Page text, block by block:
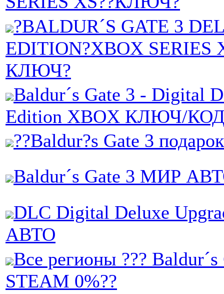
?BALDUR´S GATE 3
EDITION?XBOX SERIES
КЛЮЧ?
Baldur´s Gate 3 - Digital
Edition XBOX КЛЮЧ/
??Baldur?s Gate 3
Baldur´s Gate 3 МИР
DLC Digital Deluxe
АВТО
Все регионы ??? Baldur´s
STEAM 0%??